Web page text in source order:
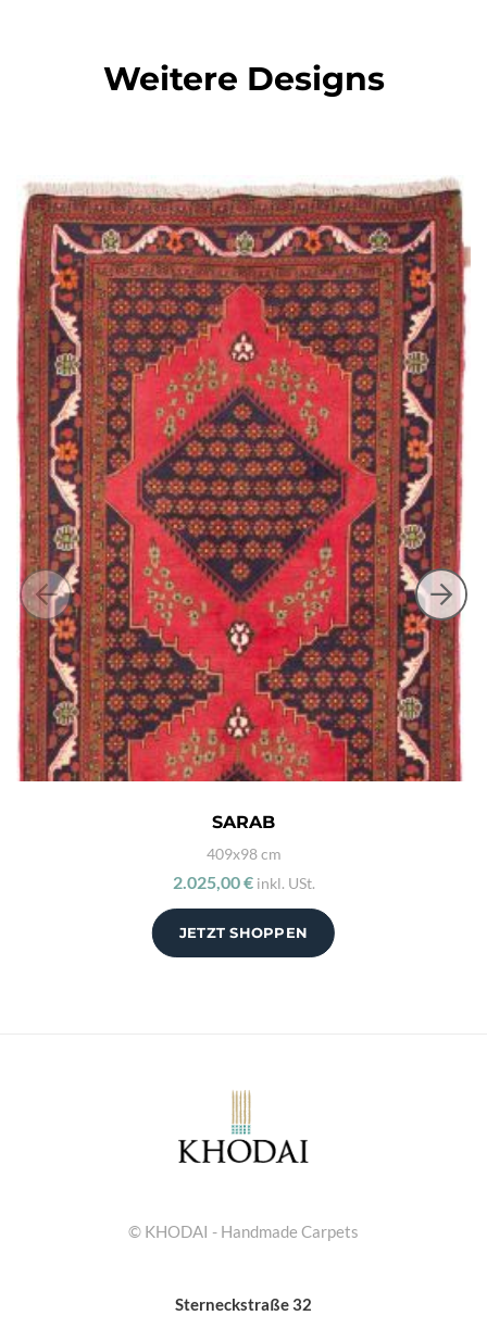
Weitere Designs
JETZT SHOPPEN
SARAB
409x98 cm
2.025,00 € inkl. USt.
© KHODAI - Handmade Carpets
Sterneckstraße 32